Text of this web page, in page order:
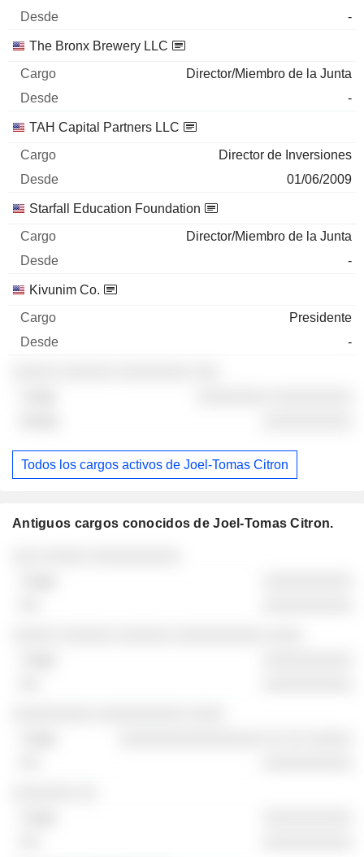
-
The Bronx Brewery LLC
Director/Miembro de la Junta
-
TAH Capital Partners LLC
Director de Inversiones
01/06/2009
Starfall Education Foundation
Director/Miembro de la Junta
-
Kivunim Co.
Presidente
-
Todos los cargos activos de Joel-Tomas Citron
Antiguos cargos conocidos de Joel-Tomas Citron.